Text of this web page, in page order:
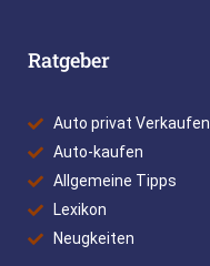
Ratgeber
Auto privat Verkaufen
Auto-kaufen
Allgemeine Tipps
Lexikon
Neugkeiten